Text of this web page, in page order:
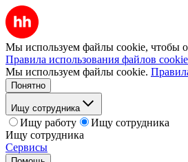
Мы используем файлы cookie, чтобы
Правила использования файлов cookie
Мы используем файлы cookie.
Понятно
Ищу сотрудника
Ищу работу
Ищу сотрудника
Ищу сотрудника
Сервисы